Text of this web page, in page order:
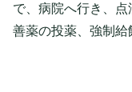
で、病院へ行き、
善薬の投薬、強制給